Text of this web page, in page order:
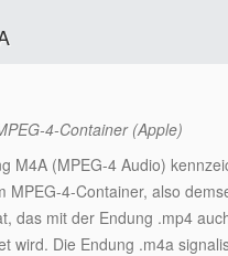
4-Container (Apple)
M4A (MPEG-4 Audio)
MPEG-4-Container, also
das mit der Endung .mp4
wird. Die Endung .m4a